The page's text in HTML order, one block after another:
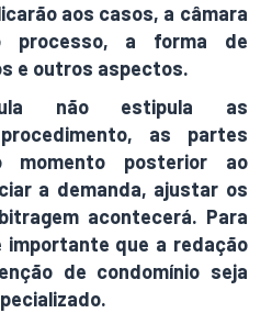
aos casos, a câmara
processo, a forma de
e outros aspectos.
não estipula as
as partes
momento posterior ao
a demanda, ajustar os
acontecerá. Para
que a redação
de condomínio seja